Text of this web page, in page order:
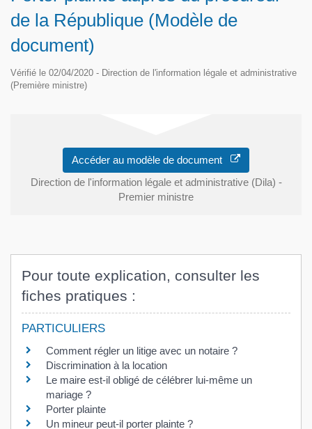
de la République (Modèle de
document)
Vérifié le 02/04/2020 - Direction de l'information légale et administrative
(Première ministre)
Accéder au modèle de document
Direction de l'information légale et administrative (Dila) -
Premier ministre
Pour toute explication, consulter les
fiches pratiques :
PARTICULIERS
Comment régler un litige avec un notaire ?
Discrimination à la location
Le maire est-il obligé de célébrer lui-même un
mariage ?
Porter plainte
Un mineur peut-il porter plainte ?